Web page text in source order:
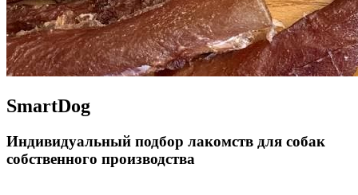
SmartDog
Индивидуальный подбор лакомств для собак
собственного производства